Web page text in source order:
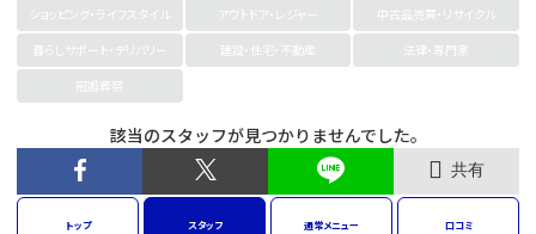
ショッピング・ライフスタイル
アウトドア・レジャー
中古品売買・リサイクル
暮らしサポート・デリバリー
建設・住宅・不動産
法律・専門家
冠婚葬祭
該当のスタッフが見つかりませんでした。
共有
トップ スタッフ 通常メニュー 口コミ